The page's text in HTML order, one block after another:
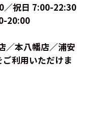
／祝日 7:00-22:30
20:00
／本八幡店／浦安
利用いただけま